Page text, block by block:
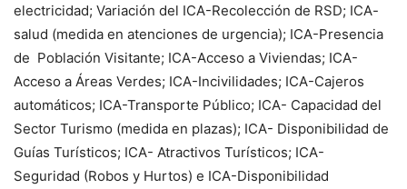
electricidad; Variación del ICA-Recolección de RSD; ICA-
salud (medida en atenciones de urgencia); ICA-Presencia
de Población Visitante; ICA-Acceso a Viviendas; ICA-
Acceso a Áreas Verdes; ICA-Incivilidades; ICA-Cajeros
automáticos; ICA-Transporte Público; ICA- Capacidad del
Sector Turismo (medida en plazas); ICA- Disponibilidad de
Guías Turísticos; ICA- Atractivos Turísticos; ICA-
Seguridad (Robos y Hurtos) e ICA-Disponibilidad